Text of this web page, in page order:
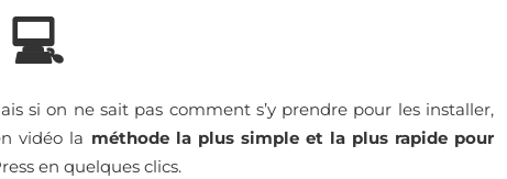
si on ne sait pas comment s’y prendre pour les installer,
vidéo la méthode la plus simple et la plus rapide pour
en quelques clics.